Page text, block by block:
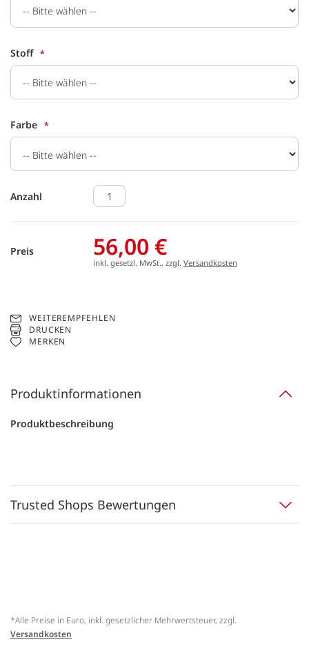
Stoff
Farbe
Anzahl
Preis 56,00 €
inkl. gesetzl. MwSt., zzgl. Versandkosten
WEITEREMPFEHLEN
DRUCKEN
MERKEN
Produktinformationen
Produktbeschreibung
Trusted Shops Bewertungen
*Alle Preise in Euro, inkl. gesetzlicher Mehrwertsteuer, zzgl.
Versandkosten